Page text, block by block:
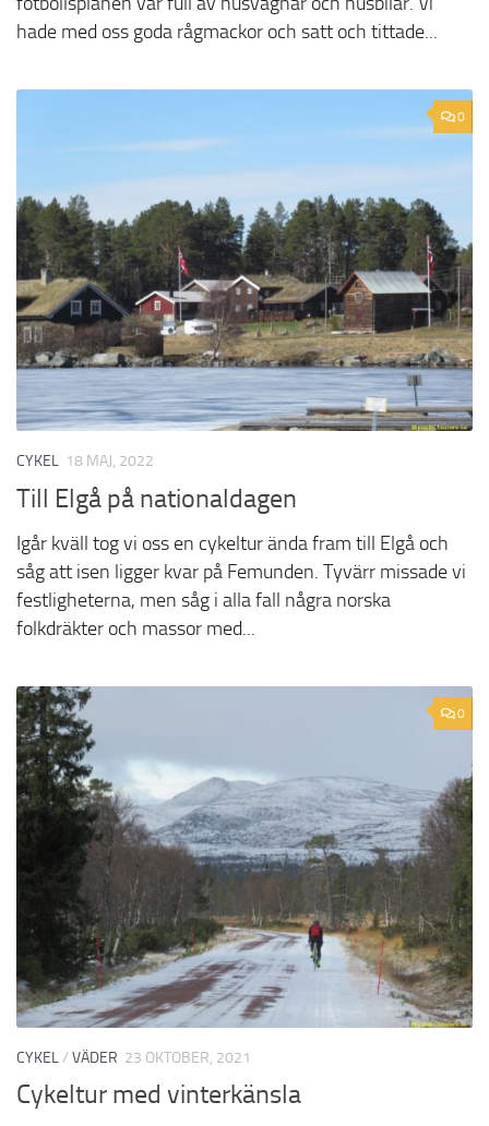
hade med oss goda rågmackor och satt och tittade...
0
CYKEL 18 MAJ, 2022
Till Elgå på nationaldagen
Igår kväll tog vi oss en cykeltur ända fram till Elgå och
såg att isen ligger kvar på Femunden. Tyvärr missade vi
festligheterna, men såg i alla fall några norska
folkdräkter och massor med...
0
CYKEL/ VÄDER 23 OKTOBER, 2021
Cykeltur med vinterkänsla